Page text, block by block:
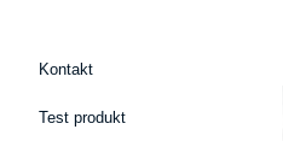
Kontakt
Test produkt